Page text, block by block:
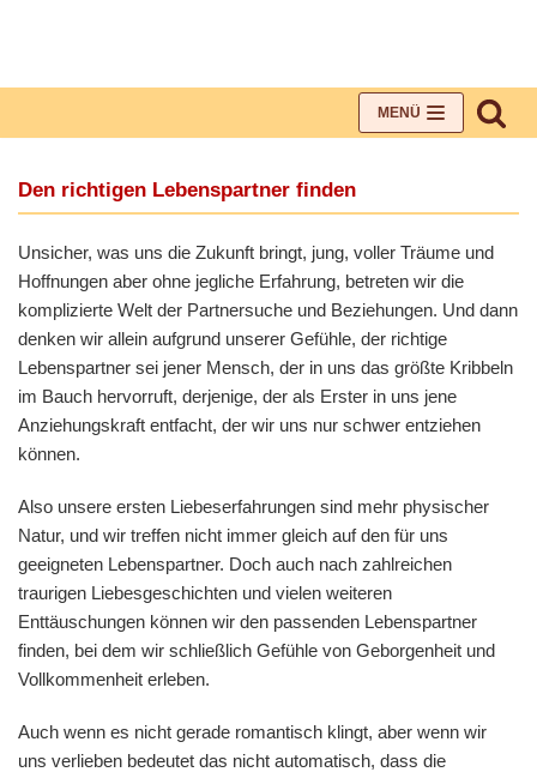
Inhalt
MENÜ
Den richtigen Lebenspartner finden
Unsicher, was uns die Zukunft bringt, jung, voller Träume und
Hoffnungen aber ohne jegliche Erfahrung, betreten wir die
komplizierte Welt der Partnersuche und Beziehungen. Und dann
denken wir allein aufgrund unserer Gefühle, der richtige
Lebenspartner sei jener Mensch, der in uns das größte Kribbeln
im Bauch hervorruft, derjenige, der als Erster in uns jene
Anziehungskraft entfacht, der wir uns nur schwer entziehen
können.
Also unsere ersten Liebeserfahrungen sind mehr physischer
Natur, und wir treffen nicht immer gleich auf den für uns
geeigneten Lebenspartner. Doch auch nach zahlreichen
traurigen Liebesgeschichten und vielen weiteren
Enttäuschungen können wir den passenden Lebenspartner
finden, bei dem wir schließlich Gefühle von Geborgenheit und
Vollkommenheit erleben.
Auch wenn es nicht gerade romantisch klingt, aber wenn wir
uns verlieben bedeutet das nicht automatisch, dass die